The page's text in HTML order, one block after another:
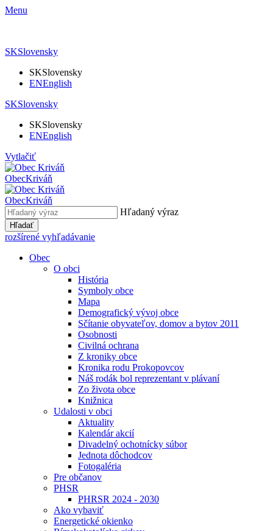
Menu
SKSlovensky
SKSlovensky
ENEnglish
SKSlovensky
SKSlovensky
ENEnglish
Vytlačiť
ObecKriváň
ObecKriváň
Hľadaný výraz
Hľadať
rozšírené vyhľadávanie
Obec
O obci
História
Symboly obce
Mapa
Demografický vývoj obce
Sčítanie obyvateľov, domov a bytov 2011
Osobnosti
Civilná ochrana
Z kroniky obce
Kronika rodu Prokopovcov
Náš rodák bol reprezentant v plávaní
Zo života obce
Knižnica
Udalosti v obci
Aktuality
Kalendár akcií
Divadelný ochotnícky súbor
Jednota dôchodcov
Fotogaléria
Pre občanov
PHSR
PHRSR 2024 - 2030
Ako vybaviť
Energetické okienko